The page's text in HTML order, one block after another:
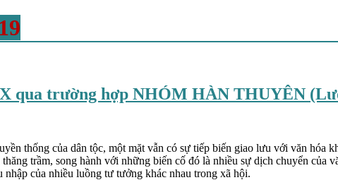
qua trường hợp NHÓM HÀN THUYÊN
thống của dân tộc, một mặt vẫn có sự tiếp biến giao lưu với văn hóa
trầm, song hành với những biến cố đó là nhiều sự dịch chuyển
của nhiều luồng tư tưởng khác nhau trong xã hội.